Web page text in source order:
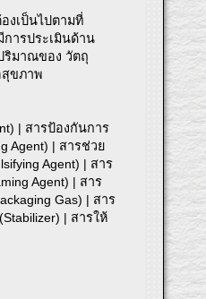
งเป็นไปตามที่
การประเมินด้าน
ริมาณของ วัตถุ
สุขภาพ
| สารป้องกันการ
Agent) | สารช่วย
Agent) | สาร
Agent) | สาร
Gas) | สาร
| สารให้